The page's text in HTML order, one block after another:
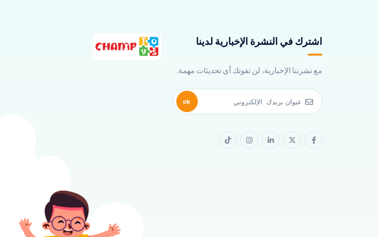
اشترك في النشرة الإخبارية لدينا
مع نشرتنا الإخبارية، لن تفوتك أي تحديثات مهمة.
ok